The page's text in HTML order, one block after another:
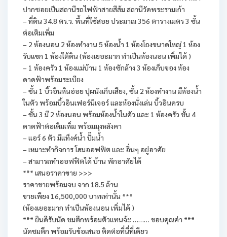
ปากซอยเป็นสถานีรถไฟฟ้าสายสีส้ม สถานีวัดพระรามเก้า
– ที่ดิน 34.8 ตร.ว. พื้นที่ใช้สอย ประมาณ 356 ตารางเมตร 3 ชั้น
ต่อเติมเพิ่ม
– 2 ห้องนอน 2 ห้องทำงาน 5 ห้องน้ำ 1 ห้องโถงขนาดใหญ่ 1 ห้อง
รับแขก 1 ห้องใต้ดิน (ห้องเยอะมาก ทำเป็นห้องนอน เพิ่มได้ )
– 1 ห้องครัว 1 ห้องแม่บ้าน 1 ห้องซักล้าง 3 ห้องเก็บของ ห้อง
ดาดฟ้าพร้อมระเบียง
– ชั้น 1 บิ้วอินหินอ่อย ปุผนังเก็บเสียง, ชั้น 2 ห้องทำงาน มีห้องน้ำ
ในตัว พร้อมบิ้วอินเฟอร์นิเจอร์ และห้องนั่งเล่น บิ้วอินครบ
– ชั้น 3 มี 2 ห้องนอน พร้อมห้องน้ำในตัว และ 1 ห้องครัว ชั้น 4
ดาดฟ้าต่อเติมเพิ่ม พร้อมมุงหลังคา
– แอร์ 6 ตัว มีแท็งค์น้ำ ปั๊มน้ำ
– เหมาะทำกิจการ โฮมออฟฟิต และ อื่นๆ อยู่อาศัย
– สามารถทำออฟฟิตได้ บ้าน พักอาศัยได้
*** เสนอราคาขาย >>>
ราคาขายพร้อมจบ จาก 18.5 ล้าน
ขายเพียง 16,500,000 บาทเท่านั้น ***
(ห้องเยอะมาก ทำเป็นห้องนอน เพิ่มได้ )
*** ยินดีรับนัด ชมตึกพร้อมตัวแทนจ้ะ ……… ขอบคุณค่า ***
นัดชมตึก พร้อมรับข้อเสนอ ติดต่อที่นี่ที่เดียว